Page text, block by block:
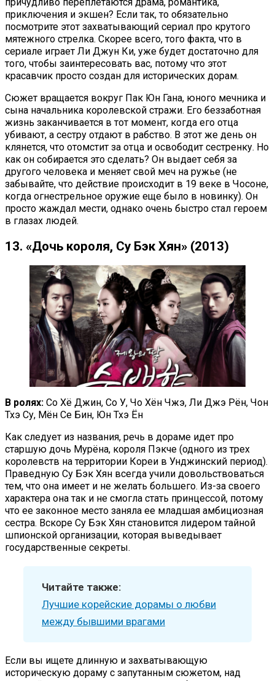
причудливо переплетаются драма, романтика,
приключения и экшен? Если так, то обязательно
посмотрите этот захватывающий сериал про крутого
мятежного стрелка. Скорее всего, того факта, что в
сериале играет Ли Джун Ки, уже будет достаточно для
того, чтобы заинтересовать вас, потому что этот
красавчик просто создан для исторических дорам.
Сюжет вращается вокруг Пак Юн Гана, юного мечника и
сына начальника королевской стражи. Его беззаботная
жизнь заканчивается в тот момент, когда его отца
убивают, а сестру отдают в рабство. В этот же день он
клянется, что отомстит за отца и освободит сестренку. Но
как он собирается это сделать? Он выдает себя за
другого человека и меняет свой меч на ружье (не
забывайте, что действие происходит в 19 веке в Чосоне,
когда огнестрельное оружие еще было в новинку). Он
просто жаждал мести, однако очень быстро стал героем
в глазах людей.
13. «Дочь короля, Су Бэк Хян» (2013)
В ролях: Со Хё Джин, Со У, Чо Хён Чжэ, Ли Джэ Рён, Чон
Тхэ Су, Мён Се Бин, Юн Тхэ Ён
Как следует из названия, речь в дораме идет про
старшую дочь Мурёна, короля Пэкче (одного из трех
королевств на территории Кореи в Унджинский период).
Праведную Су Бэк Хян всегда учили довольствоваться
тем, что она имеет и не желать большего. Из-за своего
характера она так и не смогла стать принцессой, потому
что ее законное место заняла ее младшая амбициозная
сестра. Вскоре Су Бэк Хян становится лидером тайной
шпионской организации, которая выведывает
государственные секреты.
Читайте также:
Лучшие корейские дорамы о любви
между бывшими врагами
Если вы ищете длинную и захватывающую
историческую дораму с запутанным сюжетом, над